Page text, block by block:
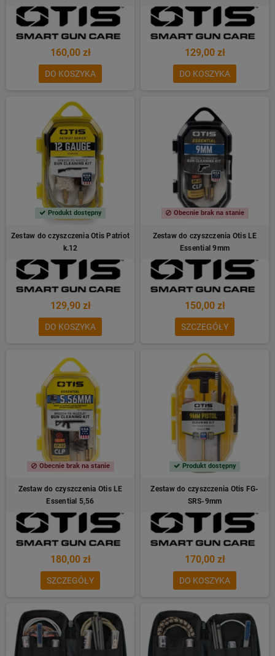
160,00 zł
DO KOSZYKA
129,00 zł
DO KOSZYKA
Produkt dostępny
Zestaw do czyszczenia Otis Patriot
k.12
129,90 zł
DO KOSZYKA
Obecnie brak na stanie
Zestaw do czyszczenia Otis LE
Essential 9mm
150,00 zł
SZCZEGÓŁY
Obecnie brak na stanie
Zestaw do czyszczenia Otis LE
Essential 5,56
180,00 zł
SZCZEGÓŁY
Produkt dostępny
Zestaw do czyszczenia Otis FG-
SRS-9mm
170,00 zł
DO KOSZYKA